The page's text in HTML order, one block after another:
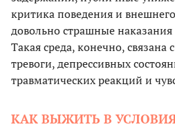
критика поведения и
довольно страшные наказания
Такая среда, конечно, связана
тревоги, депрессивных
травматических реакций и
КАК ВЫЖИТЬ В